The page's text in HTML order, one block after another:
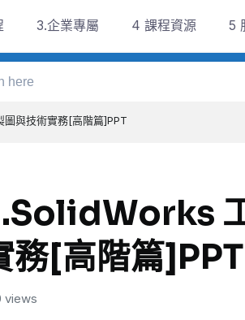
3.企業專屬 4 課程資源 5
與技術實務[高階篇]PPT
務[高階篇]PPT
views